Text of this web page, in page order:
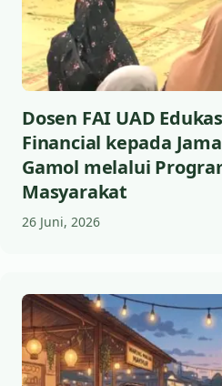
Dosen FAI UAD
Financial kepada
Gamol melalui
Masyarakat
26 Juni, 2026